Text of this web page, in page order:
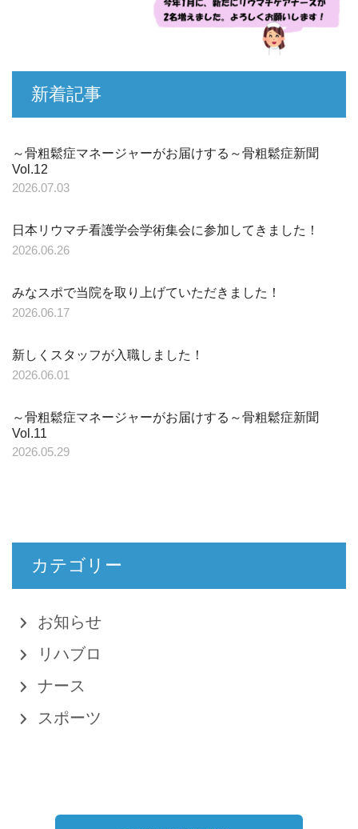
新着記事
～骨粗鬆症マネージャーがお届けする～骨粗鬆症新聞
Vol.12
2026.07.03
日本リウマチ看護学会学術集会に参加してきました！
2026.06.26
みなスポで当院を取り上げていただきました！
2026.06.17
新しくスタッフが入職しました！
2026.06.01
～骨粗鬆症マネージャーがお届けする～骨粗鬆症新聞
Vol.11
2026.05.29
カテゴリー
お知らせ
リハブロ
ナース
スポーツ